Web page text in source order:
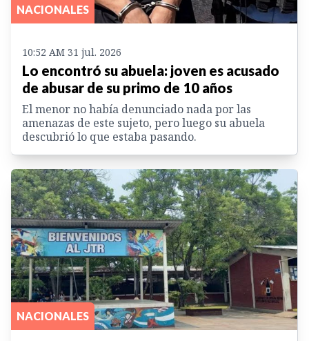
NACIONALES
10:52 AM 31 jul. 2026
Lo encontró su abuela: joven es acusado
de abusar de su primo de 10 años
El menor no había denunciado nada por las
amenazas de este sujeto, pero luego su abuela
descubrió lo que estaba pasando.
NACIONALES